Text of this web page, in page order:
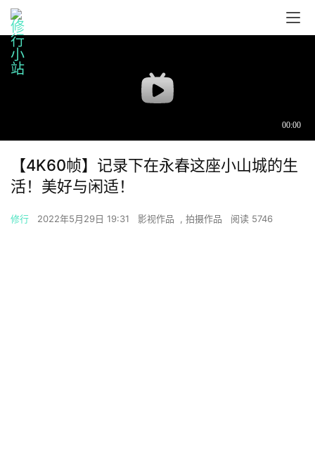
【4K60帧】记录下在永春这座小山城的生
活！美好与闲适！
修行 2022年5月29日 19:31 影视作品 , 拍摄作品 阅读 5746